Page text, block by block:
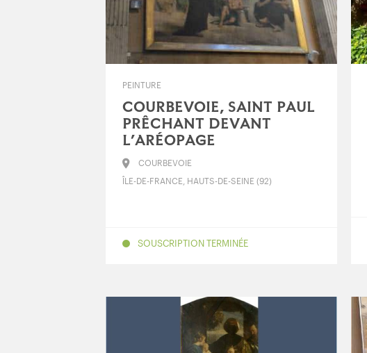
PEINTURE
COURBEVOIE, SAINT PAUL
PRÊCHANT DEVANT
L’ARÉOPAGE
COURBEVOIE
ÎLE-DE-FRANCE, HAUTS-DE-SEINE (92)
SOUSCRIPTION TERMINÉE